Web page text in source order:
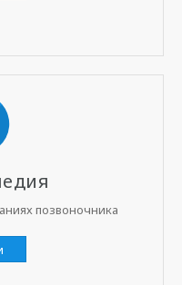
позвоночника